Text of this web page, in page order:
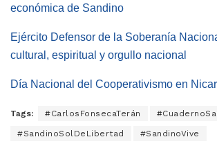
económica de Sandino
Ejército Defensor de la Soberanía
cultural, espiritual y orgullo nacional
Día Nacional del Cooperativismo en
Tags: #CarlosFonsecaTerán
#SandinoSolDeLibertad #SandinoVive